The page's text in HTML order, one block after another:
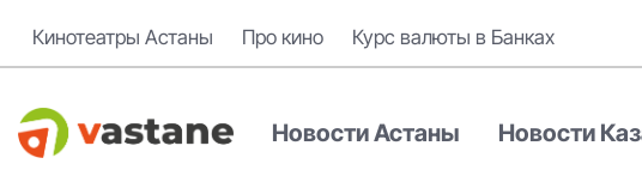
Кинотеатры Астаны Про кино Курс валюты в Банках
Новости Астаны Новости